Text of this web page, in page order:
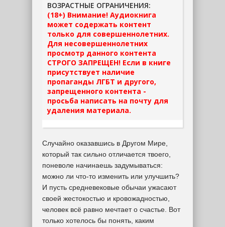
ВОЗРАСТНЫЕ ОГРАНИЧЕНИЯ:
(18+) Внимание! Аудиокнига
может содержать контент
только для совершеннолетних.
Для несовершеннолетних
просмотр данного контента
СТРОГО ЗАПРЕЩЕН! Если в книге
присутствует наличие
пропаганды ЛГБТ и другого,
запрещенного контента -
просьба написать на почту для
удаления материала.
Случайно оказавшись в Другом Мире,
который так сильно отличается твоего,
поневоле начинаешь задумываться:
можно ли что-то изменить или улучшить?
И пусть средневековые обычаи ужасают
своей жестокостью и кровожадностью,
человек всё равно мечтает о счастье. Вот
только хотелось бы понять, каким